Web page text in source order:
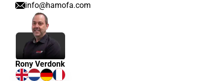
info@hamofa.com
Rony Verdonk